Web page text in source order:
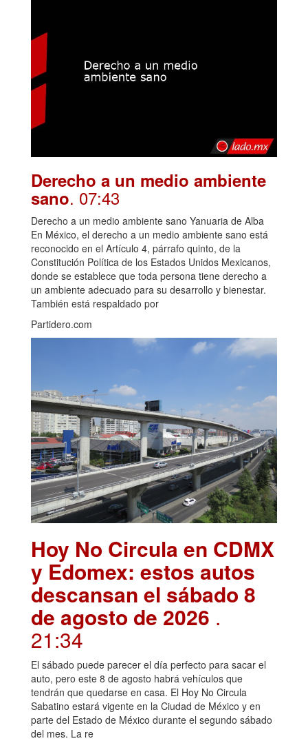
Derecho a un medio ambiente
sano. 07:43
Derecho a un medio ambiente sano Yanuaria de Alba
En México, el derecho a un medio ambiente sano está
reconocido en el Artículo 4, párrafo quinto, de la
Constitución Política de los Estados Unidos Mexicanos,
donde se establece que toda persona tiene derecho a
un ambiente adecuado para su desarrollo y bienestar.
También está respaldado por
Partidero.com
Hoy No Circula en CDMX
y Edomex: estos autos
descansan el sábado 8
de agosto de 2026 .
21:34
El sábado puede parecer el día perfecto para sacar el
auto, pero este 8 de agosto habrá vehículos que
tendrán que quedarse en casa. El Hoy No Circula
Sabatino estará vigente en la Ciudad de México y en
parte del Estado de México durante el segundo sábado
del mes. La re